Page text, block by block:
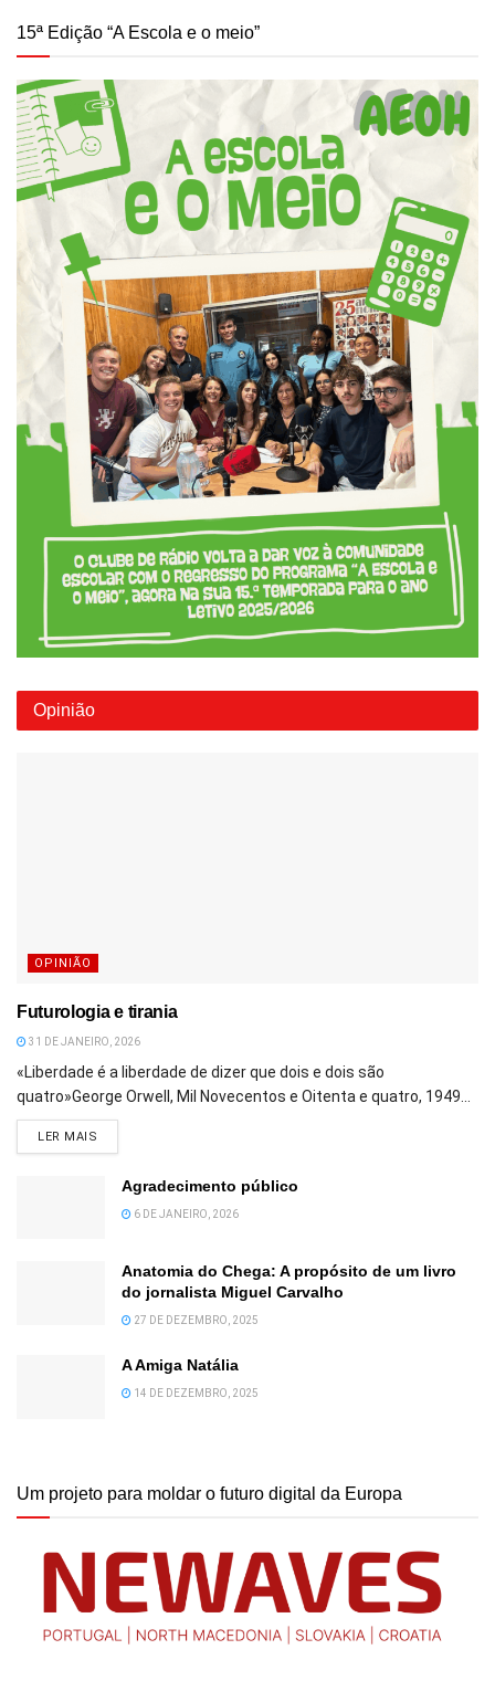
15ª Edição “A Escola e o meio”
Opinião
OPINIÃO
Futurologia e tirania
31 DE JANEIRO, 2026
«Liberdade é a liberdade de dizer que dois e dois são
quatro»George Orwell, Mil Novecentos e Oitenta e quatro, 1949...
LER MAIS
Agradecimento público
6 DE JANEIRO, 2026
Anatomia do Chega: A propósito de um livro
do jornalista Miguel Carvalho
27 DE DEZEMBRO, 2025
A Amiga Natália
14 DE DEZEMBRO, 2025
Um projeto para moldar o futuro digital da Europa